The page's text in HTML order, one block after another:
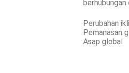
Perubahan
Pemanasan
Asap global